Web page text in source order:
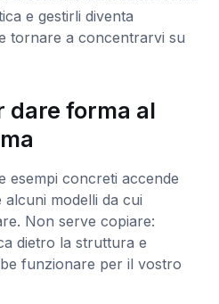
e gestirli diventa
tornare a concentrarvi su
dare forma al
esempi concreti accende
modelli da cui
Non serve copiare:
dietro la struttura e
funzionare per il vostro